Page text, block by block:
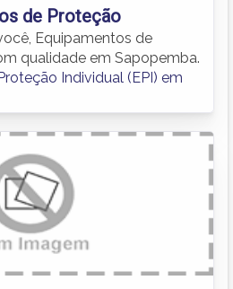
de Proteção
Equipamentos de
qualidade em Sapopemba.
Individual (EPI) em